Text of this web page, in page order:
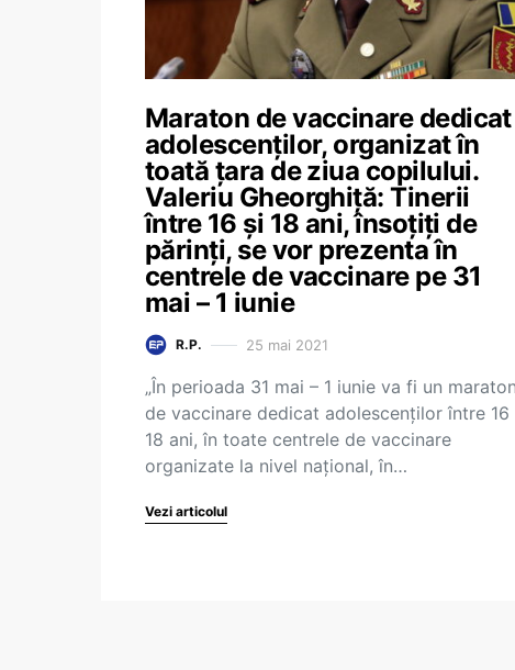
Maraton de vaccinare dedicat
adolescenților, organizat în
toată țara de ziua copilului.
Valeriu Gheorghiță: Tinerii
între 16 și 18 ani, însoțiți de
părinți, se vor prezenta în
centrele de vaccinare pe 31
mai – 1 iunie
R.P. 25 mai 2021
„În perioada 31 mai – 1 iunie va fi un maraton
de vaccinare dedicat adolescenților între 16
18 ani, în toate centrele de vaccinare
organizate la nivel național, în…
Vezi articolul